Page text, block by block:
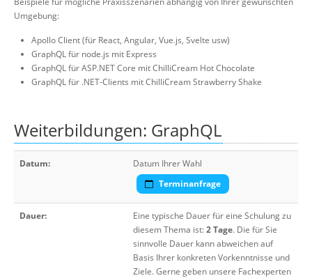
Umgebung:
Apollo Client (für React, Angular, Vue.js, Svelte usw)
GraphQL für node.js mit Express
GraphQL für ASP.NET Core mit ChilliCream Hot Chocolate
GraphQL für .NET-Clients mit ChilliCream Strawberry Shake
Weiterbildungen: GraphQL
Datum:
Datum Ihrer Wahl
Terminanfrage
Dauer:
Eine typische Dauer für eine Schulung zu
diesem Thema ist:2 Tage. Die für Sie
sinnvolle Dauer kann abweichen auf
Basis Ihrer konkreten Vorkenntnisse und
Ziele. Gerne geben unsere Fachexperten